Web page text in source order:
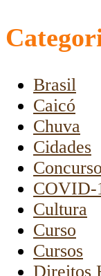
Brasil
Caicó
Chuva
Cidades
Concurso
COVID-
Cultura
Curso
Cursos
Direitos